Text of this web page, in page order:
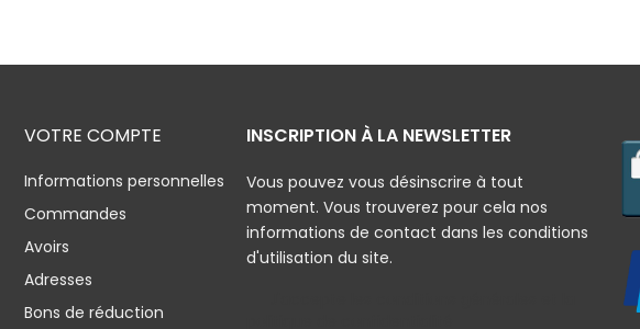
VOTRE COMPTE
Informations personnelles
Commandes
Avoirs
Adresses
Bons de réduction
INSCRIPTION À LA NEWSLETTER
Vous pouvez vous désinscrire à tout
moment. Vous trouverez pour cela nos
informations de contact dans les conditions
d'utilisation du site.